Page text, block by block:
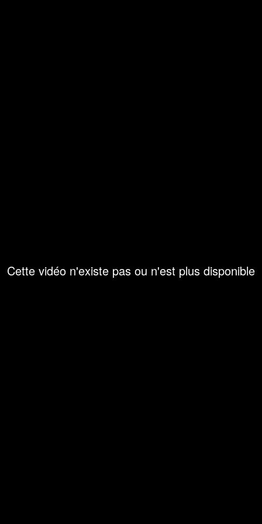
Cette vidéo n'existe pas ou n'est plus disponible